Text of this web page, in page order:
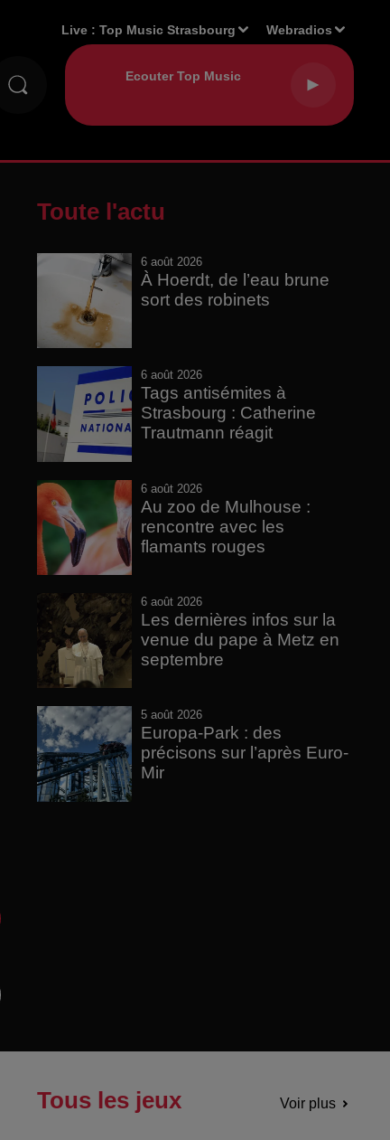
Live :Top Music Strasbourg Webradios
Toute l'actu
6 août 2026
À Hoerdt, de l’eau brune
sort des robinets
6 août 2026
Tags antisémites à
Strasbourg : Catherine
Trautmann réagit
6 août 2026
Au zoo de Mulhouse :
rencontre avec les
flamants rouges
6 août 2026
Les dernières infos sur la
venue du pape à Metz en
septembre
5 août 2026
Europa-Park : des
précisons sur l’après Euro-
Mir
Tous les jeux Voir plus